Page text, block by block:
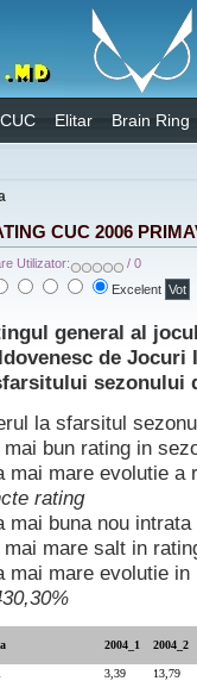
CUC Elitar Brain Ring
CUC 2006
Utilizator:
/ 0
Excelent
general al
de Jocuri
sezonului
la sfarsitul
mai bun rating in
mai mare evolutie
rating
mai buna nou
mai mare salt in
mai mare evolutie
2004_1 2004_2
3,39
13,79